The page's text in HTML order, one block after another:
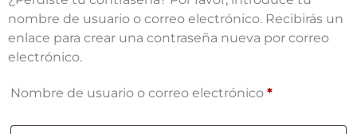
nombre de usuario o correo electrónico. Recibirás un
enlace para crear una contraseña nueva por correo
electrónico.
Nombre de usuario o correo electrónico *